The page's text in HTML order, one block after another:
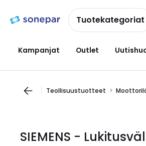
navigointiinsisältöönTuotekategoriat
Kampanjat Outlet
Teollisuustuotteet
SIEMENS -